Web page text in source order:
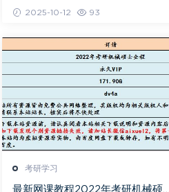
网盘下载
2025-10-12 93
考研学习
最新网课教程2022年考研机械硕士